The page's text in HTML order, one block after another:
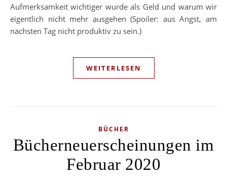
Aufmerksamkeit wichtiger wurde als Geld und warum wir
eigentlich nicht mehr ausgehen (Spoiler: aus Angst, am
nächsten Tag nicht produktiv zu sein.)
WEITERLESEN
BÜCHER
Bücherneuerscheinungen im
Februar 2020